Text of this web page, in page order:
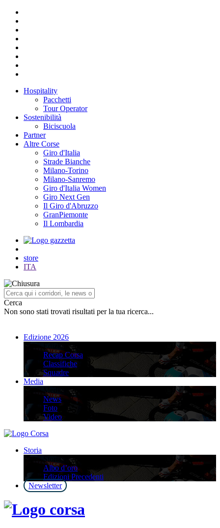
Hospitality
Pacchetti
Tour Operator
Sostenibilità
Biciscuola
Partner
Altre Corse
Giro d'Italia
Strade Bianche
Milano-Torino
Milano-Sanremo
Giro d'Italia Women
Giro Next Gen
Il Giro d'Abruzzo
GranPiemonte
Il Lombardia
store
ITA
Cerca
Non sono stati trovati risultati per la tua ricerca...
Edizione 2026
Edizione 2026
Recap Corsa
Classifiche
Squadre
Media
Media
News
Foto
Video
Storia
Storia
Albo d’oro
Edizioni Precedenti
Newsletter